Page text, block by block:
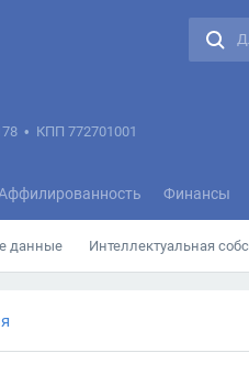
• КПП 772701001
Финансы
данные Интеллектуальная